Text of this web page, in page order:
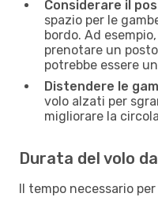
Considerare il
spazio per le
bordo. Ad
prenotare un
potrebbe essere
Distendere le
volo alzati per
migliorare la
Durata del volo
Il tempo necessario